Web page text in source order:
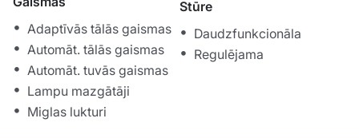
Adaptīvās tālās gaismas
Automāt. tālās gaismas
Automāt. tuvās gaismas
Lampu mazgātāji
Miglas lukturi
Stūre
Daudzfunkcionāla
Regulējama